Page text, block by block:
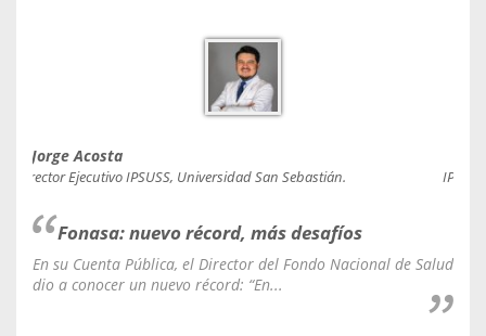
Jorge Acosta
Director Ejecutivo IPSUSS, Universidad San Sebastián.
Fonasa: nuevo récord, más desafíos
En su Cuenta Pública, el Director del Fondo Nacional de Salud
dio a conocer un nuevo récord: “En...